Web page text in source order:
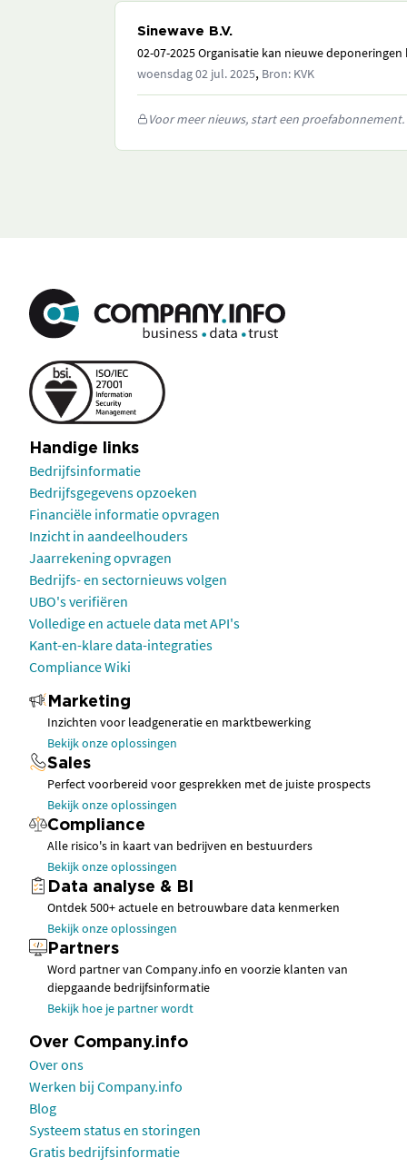
Sinewave B.V.
02-07-2025 Organisatie kan nieuwe
woensdag 02 jul. 2025, Bron: KVK
Voor meer nieuws, start een proefabonnement.
Handige links
Bedrijfsinformatie
Bedrijfsgegevens opzoeken
Financiële informatie opvragen
Inzicht in aandeelhouders
Jaarrekening opvragen
Bedrijfs- en sectornieuws volgen
UBO's verifiëren
Volledige en actuele data met API's
Kant-en-klare data-integraties
Compliance Wiki
Marketing
Inzichten voor leadgeneratie en marktbewerking
Bekijk onze oplossingen
Sales
Perfect voorbereid voor gesprekken met de juiste prospects
Bekijk onze oplossingen
Compliance
Alle risico's in kaart van bedrijven en bestuurders
Bekijk onze oplossingen
Data analyse & BI
Ontdek 500+ actuele en betrouwbare data kenmerken
Bekijk onze oplossingen
Partners
Word partner van Company.info en voorzie klanten van
diepgaande bedrijfsinformatie
Bekijk hoe je partner wordt
Over Company.info
Over ons
Werken bij Company.info
Blog
Systeem status en storingen
Gratis bedrijfsinformatie